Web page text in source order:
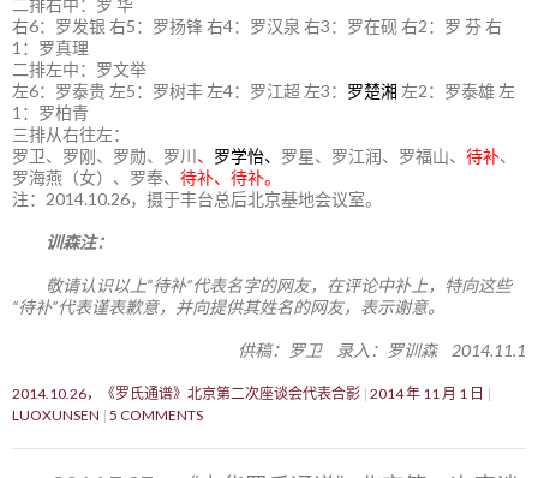
二排右中：罗 华
右6：罗发银 右5：罗扬锋 右4：罗汉泉 右3：罗在砚 右2：罗 芬 右
1：罗真理
二排左中：罗文举
左6：罗泰贵 左5：罗树丰 左4：罗江超 左3： 罗楚湘 左2：罗泰雄 左
1：罗柏青
三排从右往左：
罗卫、罗刚、罗勋、罗川 、 罗学怡、 罗星、罗江润、罗福山、 待补、
罗海燕（女）、罗奉、 待补、待补。
注：2014.10.26，摄于丰台总后北京基地会议室。
训森注：
敬请认识以上“待补”代表名字的网友，在评论中补上，特向这些
“待补”代表谨表歉意，并向提供其姓名的网友，表示谢意。
供稿：罗卫 录入：罗训森 2014.11.1
2014.10.26，《罗氏通谱》北京第二次座谈会代表合影 2014 年 11 月 1 日
LUOXUNSEN 5 COMMENTS